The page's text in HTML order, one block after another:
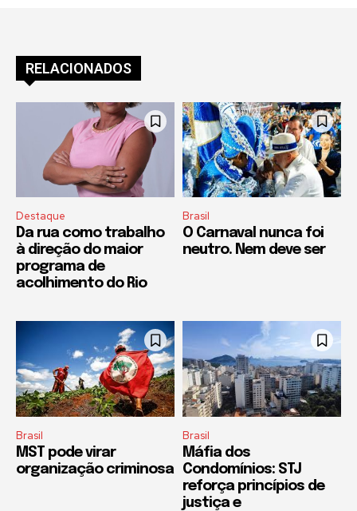
RELACIONADOS
Destaque
Da rua como trabalho
à direção do maior
programa de
acolhimento do Rio
Brasil
O Carnaval nunca foi
neutro. Nem deve ser
Brasil
MST pode virar
organização criminosa
Brasil
Máfia dos
Condomínios: STJ
reforça princípios de
justiça e